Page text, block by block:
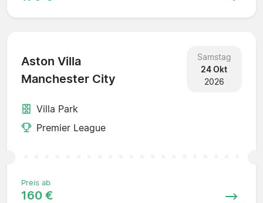
Aston Villa
Manchester City
Samstag
24 Okt
2026
Villa Park
Premier League
Preis ab
160 €